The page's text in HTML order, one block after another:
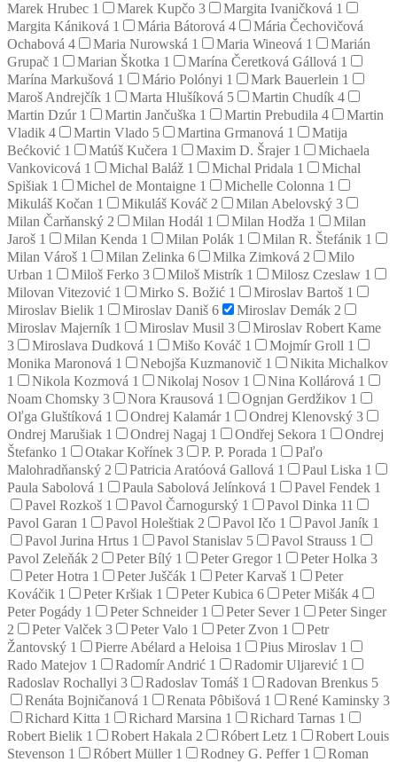
Marek Hrubec 1 Marek Kupčo 3 Margita Ivaničková 1
Margita Kániková 1 Mária Bátorová 4
Mária Čechovičová
Ochabová 4 Maria Nurowská 1 Maria Wineová 1
Marián
Grupač 1 Marian Škotka 1 Marína Čeretková Gállová 1
Marína Markušová 1 Mário Polónyi 1 Mark Bauerlein 1
Maroš Andrejčík 1 Marta Hlušíková 5 Martin Chudík 4
Martin Dzúr 1 Martin Jančuška 1 Martin Prebudila 4
Martin
Vladik 4 Martin Vlado 5 Martina Grmanová 1
Matija
Bećković 1 Matúš Kučera 1 Maxim D. Šrajer 1
Michaela
Vankovicová 1 Michal Baláž 1 Michal Pridala 1
Michal
Spišiak 1 Michel de Montaigne 1 Michelle Colonna 1
Mikuláš Kočan 1 Mikuláš Kováč 2 Milan Abelovský 3
Milan Čarňanský 2 Milan Hodál 1 Milan Hodža 1
Milan
Jaroš 1 Milan Kenda 1 Milan Polák 1 Milan R. Štefánik 1
Milan Vároš 1 Milan Zelinka 6 Milka Zimková 2
Milo
Urban 1 Miloš Ferko 3 Miloš Mistrík 1 Milosz Czeslaw 1
Milovan Vitezović 1 Mirko S. Božić 1 Miroslav Bartoš 1
Miroslav Bielik 1 Miroslav Daniš 6 Miroslav Demák 2
Miroslav Majerník 1 Miroslav Musil 3
Miroslav Robert Kame
3
Miroslava Dudková 1 Mišo Kováč 1 Mojmír Groll 1
Monika Maronová 1 Nebojša Kuzmanovič 1
Nikita Michalkov
1
Nikola Kozmová 1 Nikolaj Nosov 1 Nina Kollárová 1
Noam Chomsky 3 Nora Krausová 1 Ognjan Gerdžikov 1
Oľga Gluštíková 1 Ondrej Kalamár 1 Ondrej Klenovský 3
Ondrej Marušiak 1 Ondrej Nagaj 1 Ondřej Sekora 1
Ondrej
Štefanko 1 Otakar Kořínek 3 P. P. Porada 1
Paľo
Malohradňanský 2 Patricia Aratóová Gallová 1 Paul Liska 1
Paula Sabolová 1 Paula Sabolová Jelínková 1 Pavel Fendek 1
Pavel Rozkoš 1 Pavol Čarnogurský 1 Pavol Dinka 11
Pavol Garan 1 Pavol Holeštiak 2 Pavol Ičo 1 Pavol Janík 1
Pavol Jurina Hrtus 1 Pavol Stanislav 5 Pavol Strauss 1
Pavol Zeleňák 2 Peter Bílý 1 Peter Gregor 1 Peter Holka 3
Peter Hotra 1 Peter Juščák 1 Peter Karvaš 1
Peter
Kováčik 1 Peter Kršiak 1 Peter Kubica 6 Peter Mišák 4
Peter Pogády 1 Peter Schneider 1 Peter Sever 1
Peter Singer
2
Peter Valček 3 Peter Valo 1 Peter Zvon 1
Petr
Žantovský 1 Pierre Abélard a Heloisa 1 Pius Miroslav 1
Rado Matejov 1 Radomír Andrić 1 Radomir Uljarević 1
Radoslav Rochallyi 3 Radoslav Tomáš 1 Radovan Brenkus 5
Renáta Bojničanová 1 Renata Pôbišová 1 René Kaminsky 3
Richard Kitta 1 Richard Marsina 1 Richard Tarnas 1
Robert Bielik 1 Robert Hakala 2 Róbert Letz 1
Robert Louis
Stevenson 1 Róbert Müller 1 Rodney G. Peffer 1
Roman